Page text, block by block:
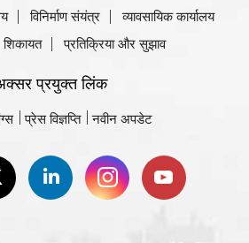
विनिर्माण संयंत्र
व्यावसायिक कार्यालय
शिकायत प्रतिक्रिया और सुझाव
प्रयुक्त लिंक
प्रेस विज्ञप्ति नवीन अपडेट